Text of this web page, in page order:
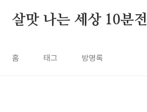
살맛 나는 세상 10분전
홈 태그 방명록